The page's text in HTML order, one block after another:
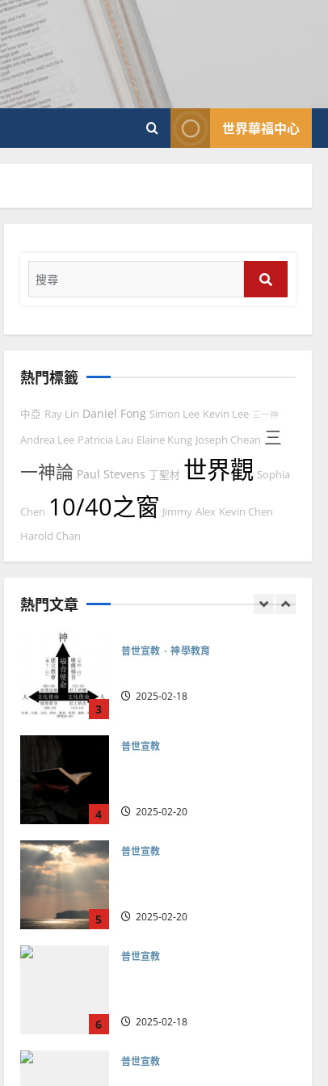
世界華福中心
Search
for:
熱門標籤
中亞 Ray Lin Daniel Fong Simon Lee Kevin Lee 三一神
Andrea Lee Patricia Lau Elaine Kung Joseph Chean 三
一神論 Paul Stevens 丁聖材 世界觀 Sophia
Chen 10/40之窗 Jimmy Alex Kevin Chen
Harold Chan
熱門文章
普世宣教
向穆斯林傳福音的可行策略
｜黃約瑟
2025-02-20
差傳過來人的佳美見證｜歐
余自力
1
如何以國度思維建造地方堂
會？
2024-01-09
2
福音未及之民的定義、現況
2025-02-18
3
普世宣教 神學教育
2025-02-18
4
普世宣教
2025-02-20
5
普世宣教
2025-02-20
6
普世宣教
2025-02-18
普世宣教